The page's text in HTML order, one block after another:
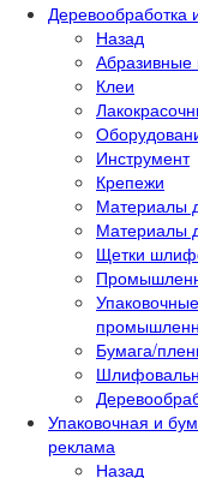
Назад
Клеи
Инструмент
Крепежи
Материалы
Материалы
Щетки
Бумага/
Упаковочная и
реклама
Назад